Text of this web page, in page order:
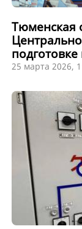
Тюменская
25 марта 2026,